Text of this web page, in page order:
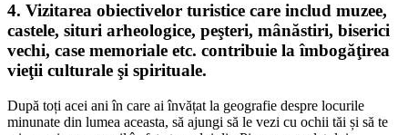
4. Vizitarea obiectivelor turistice care includ muzee,
castele, situri arheologice, peşteri, mânăstiri, biserici
vechi, case memoriale etc. contribuie laîmbogăţirea
vieţii culturale şi spirituale.
După toți acei ani în care ai învățat la geografie despre locurile
minunate din lumea aceasta, să ajungi să le vezi cu ochii tăi și să te